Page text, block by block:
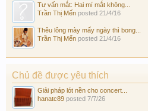
Tư vấn mắt: Hai mí mắt không...
Trần Thị Mến posted 21/4/16
Thêu lông mày mấy ngày thì bong...
Trần Thị Mến posted 21/4/16
Chủ đề được yêu thích
Giải pháp lót nền cho concert...
hanatc89 posted 7/7/26